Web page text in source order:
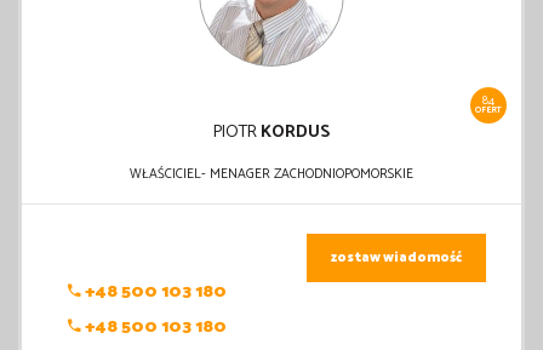
84
OFERT
PIOTRKORDUS
WŁAŚCICIEL- MENAGER ZACHODNIOPOMORSKIE
+48 500 103 180
+48 500 103 180
zostaw wiadomość